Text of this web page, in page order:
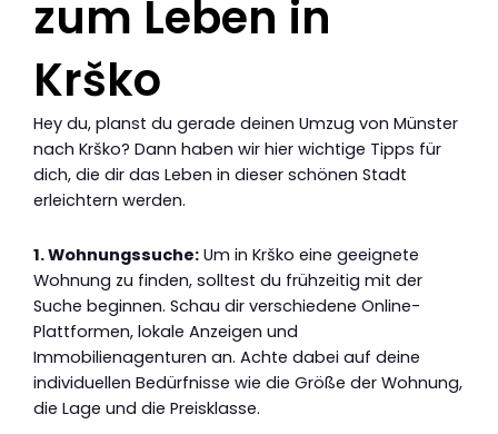
zum Leben in
Krško
Hey du, planst du gerade deinen Umzug von Münster
nach Krško? Dann haben wir hier wichtige Tipps für
dich, die dir das Leben in dieser schönen Stadt
erleichtern werden.
1. Wohnungssuche: Um in Krško eine geeignete
Wohnung zu finden, solltest du frühzeitig mit der
Suche beginnen. Schau dir verschiedene Online-
Plattformen, lokale Anzeigen und
Immobilienagenturen an. Achte dabei auf deine
individuellen Bedürfnisse wie die Größe der Wohnung,
die Lage und die Preisklasse.